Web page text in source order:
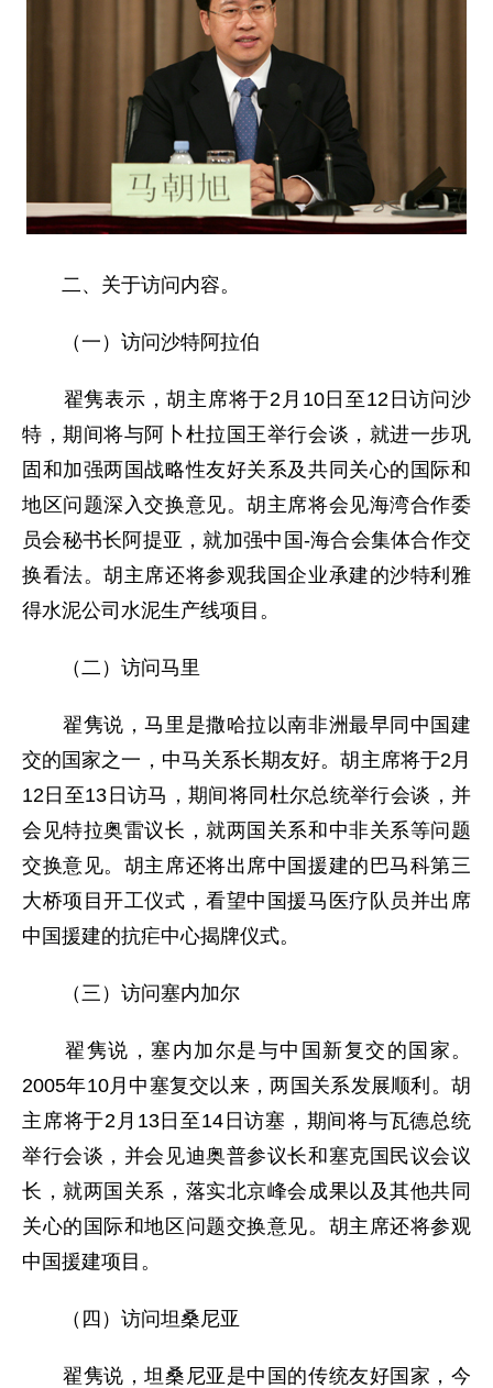
二、关于访问内容。
（一）访问沙特阿拉伯
翟隽表示，胡主席将于2月10日至12日访问沙
特，期间将与阿卜杜拉国王举行会谈，就进一步巩
固和加强两国战略性友好关系及共同关心的国际和
地区问题深入交换意见。胡主席将会见海湾合作委
员会秘书长阿提亚，就加强中国-海合会集体合作交
换看法。胡主席还将参观我国企业承建的沙特利雅
得水泥公司水泥生产线项目。
（二）访问马里
翟隽说，马里是撒哈拉以南非洲最早同中国建
交的国家之一，中马关系长期友好。胡主席将于2月
12日至13日访马，期间将同杜尔总统举行会谈，并
会见特拉奥雷议长，就两国关系和中非关系等问题
交换意见。胡主席还将出席中国援建的巴马科第三
大桥项目开工仪式，看望中国援马医疗队员并出席
中国援建的抗疟中心揭牌仪式。
（三）访问塞内加尔
翟隽说，塞内加尔是与中国新复交的国家。
2005年10月中塞复交以来，两国关系发展顺利。胡
主席将于2月13日至14日访塞，期间将与瓦德总统
举行会谈，并会见迪奥普参议长和塞克国民议会议
长，就两国关系，落实北京峰会成果以及其他共同
关心的国际和地区问题交换意见。胡主席还将参观
中国援建项目。
（四）访问坦桑尼亚
翟隽说，坦桑尼亚是中国的传统友好国家，今